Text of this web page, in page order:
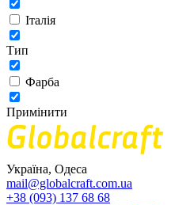
Італія
Тип
Фарба
Примінити
Україна, Одеса
mail@globalcraft.com.ua
+38 (093) 137 68 68